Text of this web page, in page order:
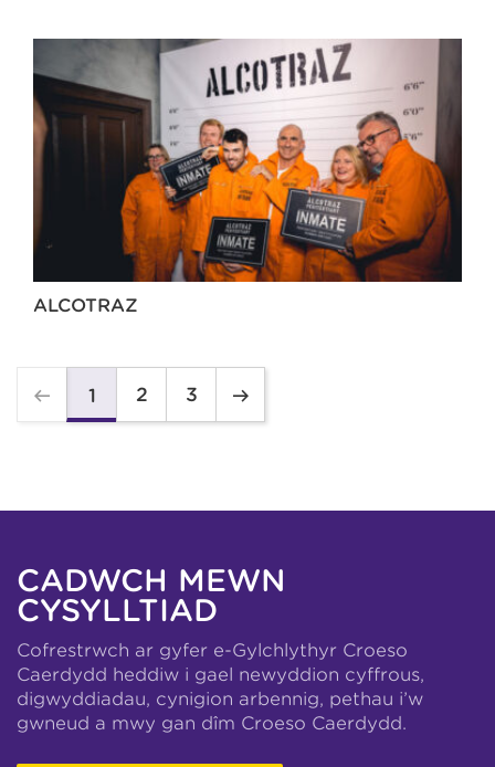
ALCOTRAZ
1 2 3
CADWCH MEWN
CYSYLLTIAD
Cofrestrwch ar gyfer e-Gylchlythyr Croeso
Caerdydd heddiw i gael newyddion cyffrous,
digwyddiadau, cynigion arbennig, pethau i’w
gwneud a mwy gan dîm Croeso Caerdydd.